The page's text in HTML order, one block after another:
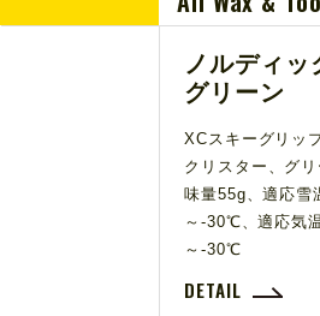
ノルディッ
グリーン
XCスキーグリッ
クリスター、グ
味量55g、適応雪
～-30℃、適応気
～-30℃
DETAIL